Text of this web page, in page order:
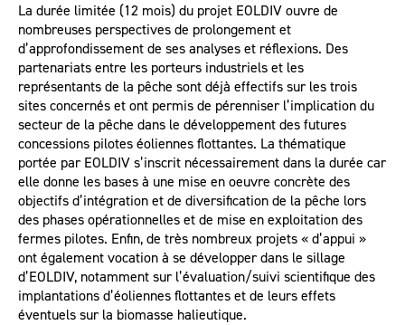
La durée limitée (12 mois) du projet EOLDIV ouvre de
nombreuses perspectives de prolongement et
d’approfondissement de ses analyses et réflexions. Des
partenariats entre les porteurs industriels et les
représentants de la pêche sont déjà effectifs sur les trois
sites concernés et ont permis de pérenniser l’implication du
secteur de la pêche dans le développement des futures
concessions pilotes éoliennes flottantes. La thématique
portée par EOLDIV s’inscrit nécessairement dans la durée car
elle donne les bases à une mise en oeuvre concrète des
objectifs d’intégration et de diversification de la pêche lors
des phases opérationnelles et de mise en exploitation des
fermes pilotes. Enfin, de très nombreux projets « d’appui »
ont également vocation à se développer dans le sillage
d’EOLDIV, notamment sur l’évaluation/suivi scientifique des
implantations d’éoliennes flottantes et de leurs effets
éventuels sur la biomasse halieutique.